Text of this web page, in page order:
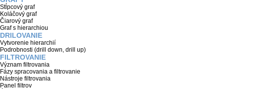
Stĺpcový graf
Koláčový graf
Čiarový graf
Graf s hierarchiou
DRILOVANIE
Vytvorenie hierarchií
Podrobnosti (drill down, drill up)
FILTROVANIE
Význam filtrovania
Fázy spracovania a filtrovanie
Nástroje filtrovania
Panel filtrov